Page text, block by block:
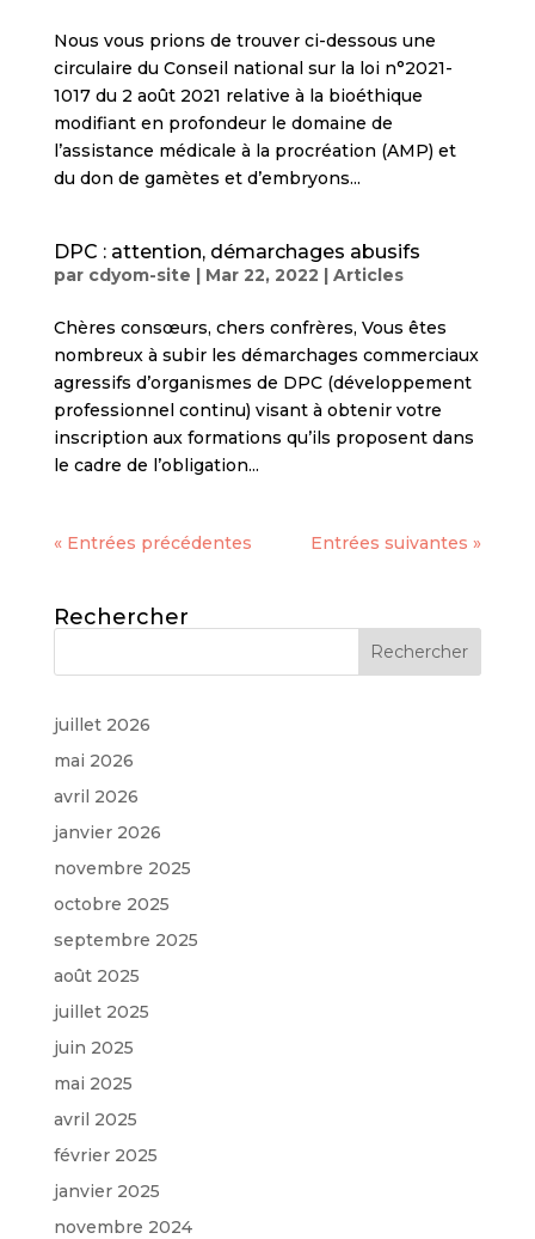
Nous vous prions de trouver ci-dessous une
circulaire du Conseil national sur la loi n°2021-
1017 du 2 août 2021 relative à la bioéthique
modifiant en profondeur le domaine de
l’assistance médicale à la procréation (AMP) et
du don de gamètes et d’embryons...
DPC : attention, démarchages abusifs
par cdyom-site | Mar 22, 2022 | Articles
Chères consœurs, chers confrères, Vous êtes
nombreux à subir les démarchages commerciaux
agressifs d’organismes de DPC (développement
professionnel continu) visant à obtenir votre
inscription aux formations qu’ils proposent dans
le cadre de l’obligation...
« Entrées précédentes Entrées suivantes »
Rechercher
juillet 2026
mai 2026
avril 2026
janvier 2026
novembre 2025
octobre 2025
septembre 2025
août 2025
juillet 2025
juin 2025
mai 2025
avril 2025
février 2025
janvier 2025
novembre 2024